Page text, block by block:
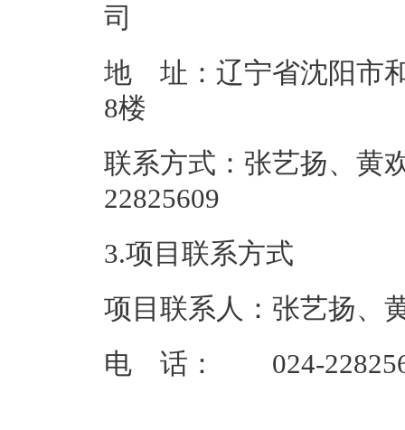
地 址：辽宁省沈阳市
8
联系方式：张艺扬、黄
3.项目联系方式
项目联系人：张艺扬、
电 话： 024-